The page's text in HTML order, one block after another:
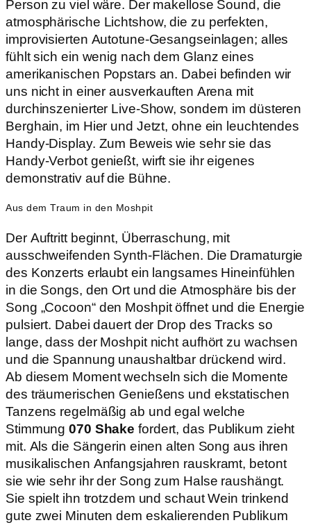
Person zu viel wäre. Der makellose Sound, die
atmosphärische Lichtshow, die zu perfekten,
improvisierten Autotune-Gesangseinlagen; alles
fühlt sich ein wenig nach dem Glanz eines
amerikanischen Popstars an. Dabei befinden wir
uns nicht in einer ausverkauften Arena mit
durchinszenierter Live-Show, sondern im düsteren
Berghain, im Hier und Jetzt, ohne ein leuchtendes
Handy-Display. Zum Beweis wie sehr sie das
Handy-Verbot genießt, wirft sie ihr eigenes
demonstrativ auf die Bühne.
Aus dem Traum in den Moshpit
Der Auftritt beginnt, Überraschung, mit
ausschweifenden Synth-Flächen. Die Dramaturgie
des Konzerts erlaubt ein langsames Hineinfühlen
in die Songs, den Ort und die Atmosphäre bis der
Song „Cocoon“ den Moshpit öffnet und die Energie
pulsiert. Dabei dauert der Drop des Tracks so
lange, dass der Moshpit nicht aufhört zu wachsen
und die Spannung unaushaltbar drückend wird.
Ab diesem Moment wechseln sich die Momente
des träumerischen Genießens und ekstatischen
Tanzens regelmäßig ab und egal welche
Stimmung070 Shake fordert, das Publikum zieht
mit. Als die Sängerin einen alten Song aus ihren
musikalischen Anfangsjahren rauskramt, betont
sie wie sehr ihr der Song zum Halse raushängt.
Sie spielt ihn trotzdem und schaut Wein trinkend
gute zwei Minuten dem eskalierenden Publikum